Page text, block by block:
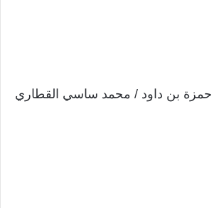
بن داود / محمد ساسي القطاري